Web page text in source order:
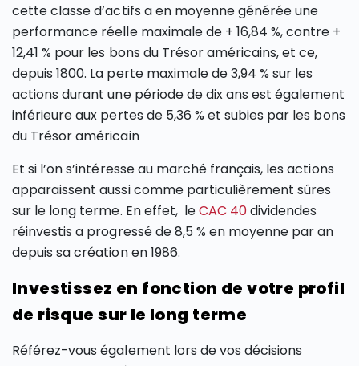
cette classe d’actifs a en moyenne générée une
performance réelle maximale de + 16,84 %, contre +
12,41 % pour les bons du Trésor américains, et ce,
depuis 1800. La perte maximale de 3,94 % sur les
actions durant une période de dix ans est également
inférieure aux pertes de 5,36 % et subies par les bons
du Trésor américain
Et si l’on s’intéresse au marché français, les actions
apparaissent aussi comme particulièrement sûres
sur le long terme. En effet, leCAC 40dividendes
réinvestis a progressé de 8,5 % en moyenne par an
depuis sa création en 1986.
Investissez en fonction de votre profil
de risque sur le long terme
Référez-vous également lors de vos décisions